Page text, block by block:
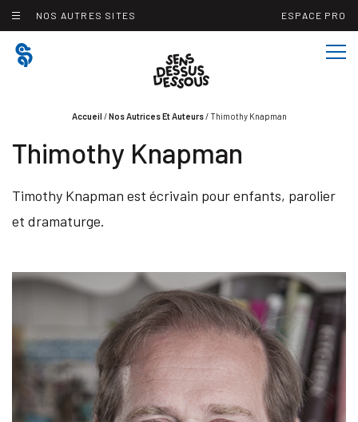
NOS AUTRES SITES ESPACE PRO
Accueil /Nos Autrices Et Auteurs/ Thimothy Knapman
Thimothy Knapman
Timothy Knapman est écrivain pour enfants, parolier
et dramaturge.